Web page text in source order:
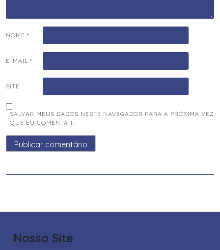
NOME *
E-MAIL *
SITE
SALVAR MEUS DADOS NESTE NAVEGADOR PARA A PRÓXIMA VEZ
QUE EU COMENTAR.
Nosso Site